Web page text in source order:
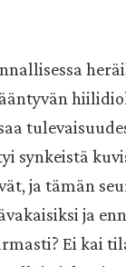
synkeistä
ja tämän
ja
Ei kai